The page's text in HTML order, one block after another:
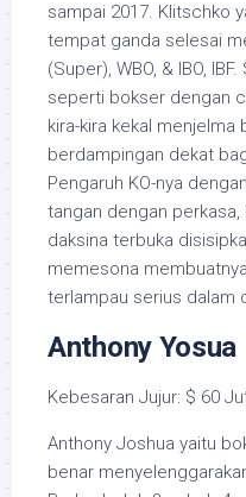
sampai 2017. Klitschko
tempat ganda selesai
(Super), WBO, & IBO,
seperti bokser dengan
kira-kira kekal
berdampingan dekat
Pengaruh KO-nya
tangan dengan perkasa,
daksina terbuka
memesona
terlampau serius dalam
Anthony Yosua
Kebesaran Jujur: $ 60
Anthony Joshua yaitu
benar